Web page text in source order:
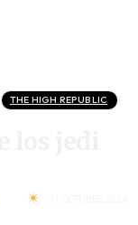
THE HIGH REPUBLIC